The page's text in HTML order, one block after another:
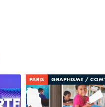
PARIS GRAPHISME / COM'